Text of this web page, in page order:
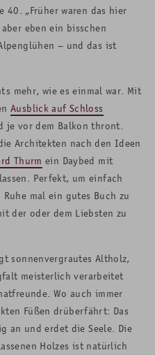
40. „Früher waren das hier
eben ein bisschen
– und das ist
mehr, wie es einmal war. Mit
Ausblick auf Schloss
je vor dem Balkon thront.
Architekten nach den Ideen
Thurm ein Daybed mit
Perfekt, um einfach
mal ein gutes Buch zu
der oder dem Liebsten zu
sonnenvergrautes Altholz,
meisterlich verarbeitet
Wo auch immer
Füßen drüberfährt: Das
an und erdet die Seele. Die
Holzes ist natürlich